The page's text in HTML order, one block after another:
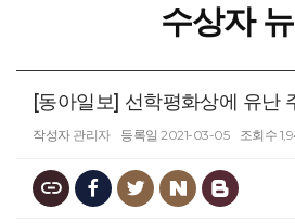
수상자
[동아일보] 선학평화상에 유난
작성자 관리자 등록일 2021-03-05 조회수